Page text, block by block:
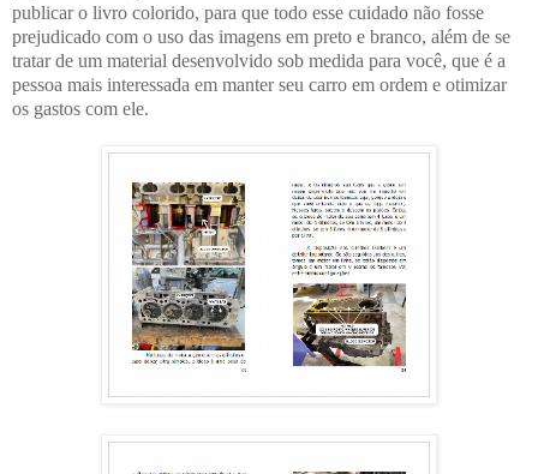
publicar o livro colorido, para que todo esse cuidado não fosse
prejudicado com o uso das imagens em preto e branco, além de se
tratar de um material desenvolvido sob medida para você, que é a
pessoa mais interessada em manter seu carro em ordem e otimizar
os gastos com ele.